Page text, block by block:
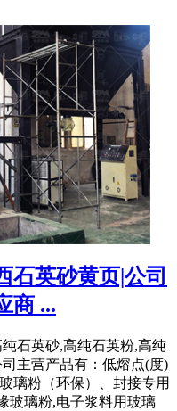
石英砂黄页|公司
商 ...
石英砂,高纯石英粉,高纯
主营产品有：低熔点(度)
璃粉（环保）、封接专用
玻璃粉,电子浆料用玻璃